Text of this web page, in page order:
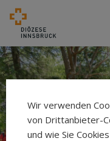
Wir verwenden
von Drittanbieter-
und wie Sie